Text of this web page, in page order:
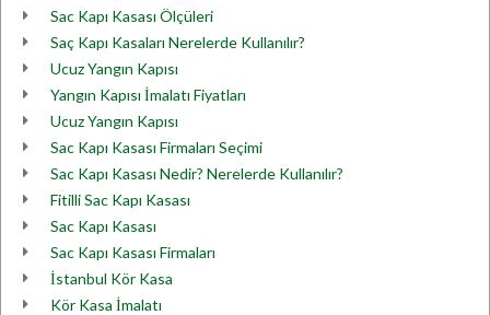
Sac Kapı Kasası Ölçüleri
Saç Kapı Kasaları Nerelerde Kullanılır?
Ucuz Yangın Kapısı
Yangın Kapısı İmalatı Fiyatları
Ucuz Yangın Kapısı
Sac Kapı Kasası Firmaları Seçimi
Sac Kapı Kasası Nedir? Nerelerde Kullanılır?
Fitilli Sac Kapı Kasası
Sac Kapı Kasası
Sac Kapı Kasası Firmaları
İstanbul Kör Kasa
Kör Kasa İmalatı